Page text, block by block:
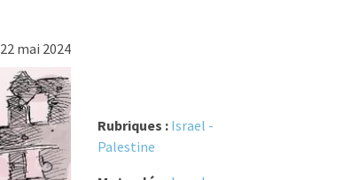
22 mai 2024
Rubriques : Israel -
Palestine